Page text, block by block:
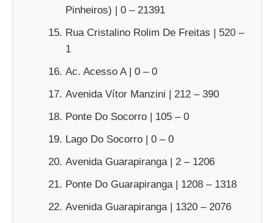
Pinheiros) | 0 – 21391
Rua Cristalino Rolim De Freitas | 520 –
1
Ac. Acesso A | 0 – 0
Avenida Vítor Manzini | 212 – 390
Ponte Do Socorro | 105 – 0
Lago Do Socorro | 0 – 0
Avenida Guarapiranga | 2 – 1206
Ponte Do Guarapiranga | 1208 – 1318
Avenida Guarapiranga | 1320 – 2076